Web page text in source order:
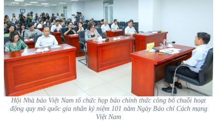
Hội Nhà báo Việt Nam tổ chức họp báo chính thức công bố chuỗi hoạt
động quy mô quốc gia nhân kỷ niệm 101 năm Ngày Báo chí Cách mạng
Việt Nam